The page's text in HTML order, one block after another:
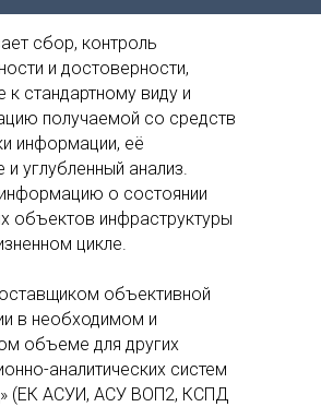
сбор, контроль
и достоверности,
к стандартному виду и
получаемой со средств
информации, её
и углубленный анализ.
о состоянии
объектов инфраструктуры
цикле.
объективной
в необходимом и
объеме для других
аналитических систем
(ЕК АСУИ, АСУ ВОП2, КСПД